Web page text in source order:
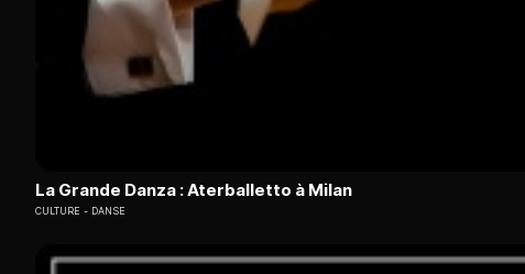
La Grande Danza : Aterballetto à Milan
CULTURE DANSE